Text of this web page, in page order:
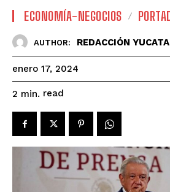
ECONOMÍA-NEGOCIOS
AUTHOR: REDACCIÓN
enero 17, 2024
2 min. read